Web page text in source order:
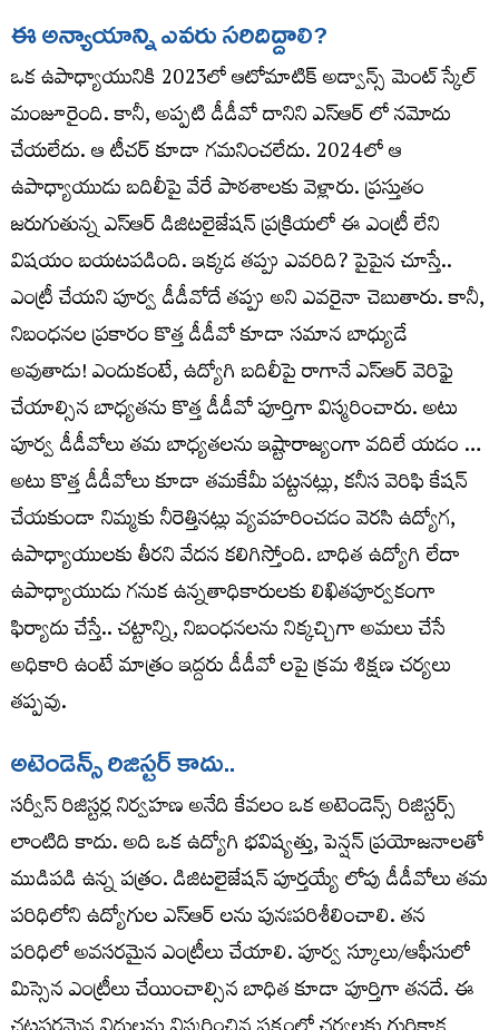
ఈ అన్యాయాన్ని ఎవరు సరిదిద్దాలి?
ఒక ఉపాధ్యాయునికి 2023లో ఆటోమాటిక్ అడ్వాన్స్ మెంట్ స్కేల్
మంజూరైంది. కానీ, అప్పటి డీడీవో దానిని ఎస్ఆర్ లో నమోదు
చేయలేదు. ఆ టీచర్ కూడా గమనించలేదు. 2024లో ఆ
ఉపాధ్యాయుడు బదిలీపై వేరే పాఠశాలకు వెళ్లారు. ప్రస్తుతం
జరుగుతున్న ఎస్ఆర్ డిజిటలైజేషన్ ప్రక్రియలో ఈ ఎంట్రీ లేని
విషయం బయటపడింది. ఇక్కడ తప్పు ఎవరిది? పైపైన చూస్తే..
ఎంట్రీ చేయని పూర్వ డీడీవోదే తప్పు అని ఎవరైనా చెబుతారు. కానీ,
నిబంధనల ప్రకారం కొత్త డీడీవో కూడా సమాన బాధ్యుడే
అవుతాడు! ఎందుకంటే, ఉద్యోగి బదిలీపై రాగానే ఎస్ఆర్ వెరిఫై
చేయాల్సిన బాధ్యతను కొత్త డీడీవో పూర్తిగా విస్మరించారు. అటు
పూర్వ డీడీవోలు తమ బాధ్యతలను ఇష్టారాజ్యంగా వదిలే యడం …
అటు కొత్త డీడీవోలు కూడా తమకేమీ పట్టనట్లు, కనీస వెరిఫి కేషన్
చేయకుండా నిమ్మకు నీరెత్తినట్లు వ్యవహరించడం వెరసి ఉద్యోగ,
ఉపాధ్యాయులకు తీరని వేదన కలిగిస్తోంది. బాధిత ఉద్యోగి లేదా
ఉపాధ్యాయుడు గనుక ఉన్నతాధికారులకు లిఖితపూర్వకంగా
ఫిర్యాదు చేస్తే.. చట్టాన్ని, నిబంధనలను నిక్కచ్చిగా అమలు చేసే
అధికారి ఉంటే మాత్రం ఇద్దరు డీడీవో లపై క్రమ శిక్షణ చర్యలు
తప్పవు.
అటెండెన్స్ రిజిస్టర్ కాదు..
సర్వీస్ రిజిస్టర్ల నిర్వహణ అనేది కేవలం ఒక అటెండెన్స్ రిజిస్టర్స్
లాంటిది కాదు. అది ఒక ఉద్యోగి భవిష్యత్తు, పెన్షన్ ప్రయోజనాలతో
ముడిపడి ఉన్న పత్రం. డిజిటలైజేషన్ పూర్తయ్యే లోపు డీడీవోలు తమ
పరిధిలోని ఉద్యోగుల ఎస్ఆర్ లను పునఃపరిశీలించాలి. తన
పరిధిలో అవసరమైన ఎంట్రీలు చేయాలి. పూర్వ స్కూలు/ఆఫీసులో
మిస్సెన ఎంట్రీలు చేయించాల్సిన బాధిత కూడా పూర్తిగా తనదే. ఈ